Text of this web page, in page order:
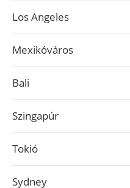
Los Angeles
Mexikóváros
Bali
Szingapúr
Tokió
Sydney